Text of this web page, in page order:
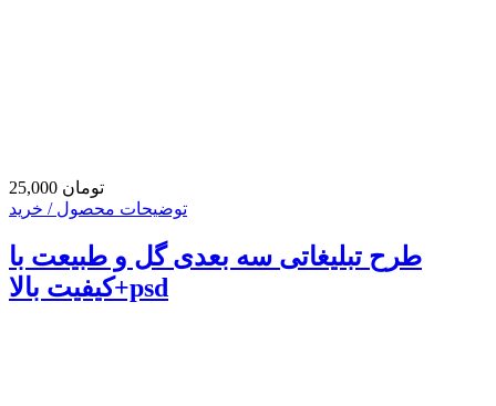
25,000 تومان
توضیحات محصول / خرید
طرح تبلیغاتی سه بعدی گل و طبیعت با
کیفیت بالا+psd